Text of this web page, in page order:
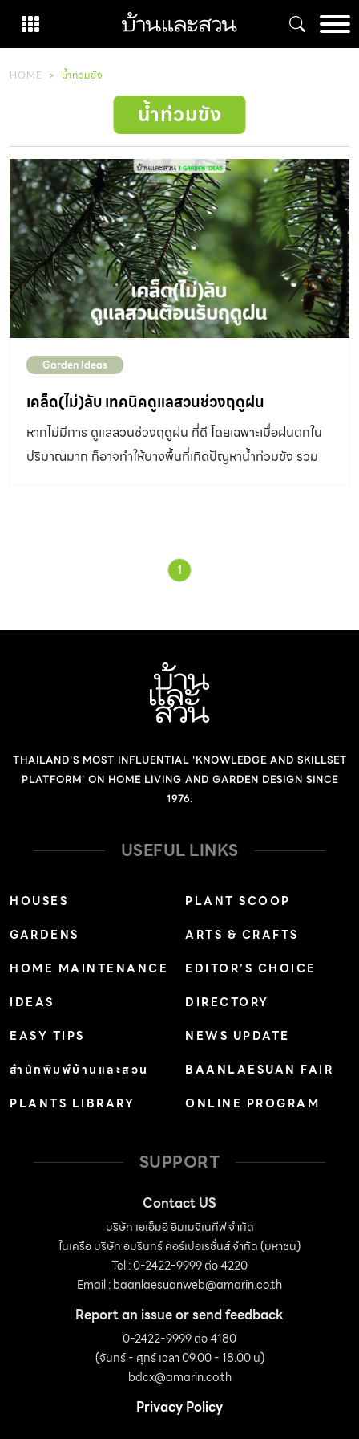
content
HOME น้ำท่วมขัง
น้ำท่วมขัง
Garden Ideas
เคล็ด(ไม่)ลับ เทคนิคดูแลสวนช่วงฤดูฝน
หากไม่มีการ ดูแลสวนช่วงฤดูฝน ที่ดี โดยเฉพาะเมื่อฝนตกใน
ปริมาณมาก ก็อาจทําให้บางพื้นที่เกิดปัญหาน้ำท่วมขัง รวม
1
THAILAND'S MOST INFLUENTIAL 'KNOWLEDGE AND SKILLSET
PLATFORM' ON HOME LIVING AND GARDEN DESIGN SINCE
1976.
USEFUL LINKS
HOUSES
GARDENS
HOME MAINTENANCE
IDEAS
EASY TIPS
สำนักพิมพ์บ้านและสวน
PLANTS LIBRARY
PLANT SCOOP
ARTS & CRAFTS
EDITOR’S CHOICE
DIRECTORY
NEWS UPDATE
BAANLAESUAN FAIR
ONLINE PROGRAM
SUPPORT
Contact US
บริษัท เอเอ็มอี อิมเมจิเนทีฟ จำกัด
ในเครือ บริษัท อมรินทร์ คอร์เปอเรชั่นส์ จำกัด (มหาชน)
Tel : 0-2422-9999 ต่อ 4220
Email :baanlaesuanweb@amarin.co.th
Report an issue or send feedback
0-2422-9999 ต่อ 4180
(จันทร์ - ศุกร์ เวลา 09.00 - 18.00 น)
bdcx@amarin.co.th
Privacy Policy